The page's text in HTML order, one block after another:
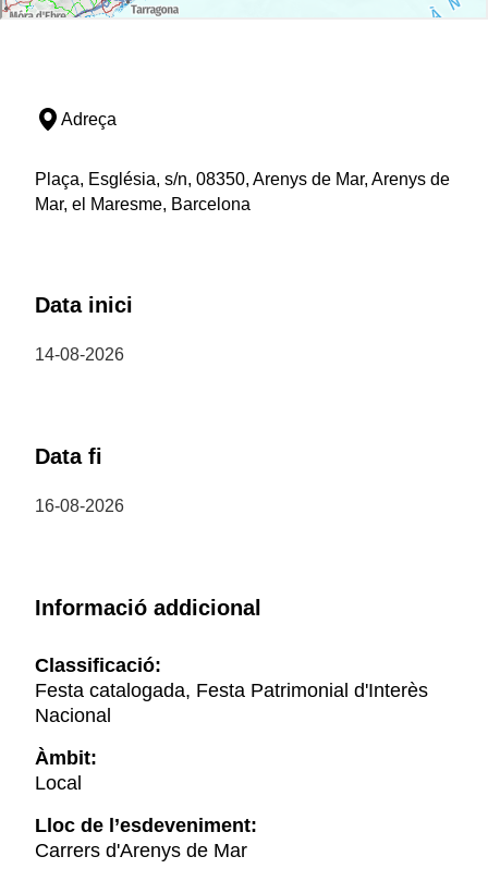
Adreça
Plaça, Església, s/n, 08350, Arenys de Mar, Arenys de
Mar, el Maresme, Barcelona
Data inici
14-08-2026
Data fi
16-08-2026
Informació addicional
Classificació:
Festa catalogada, Festa Patrimonial d'Interès
Nacional
Àmbit:
Local
Lloc de l’esdeveniment:
Carrers d'Arenys de Mar